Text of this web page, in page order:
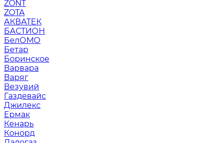
ZONT
ZOTA
АКВАТЕК
БАСТИОН
БелОМО
Бетар
Боринское
Варвара
Варяг
Везувий
Газдевайс
Джилекс
Ермак
Кенарь
Конорд